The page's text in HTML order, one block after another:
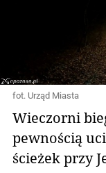
fot. Urząd Miasta
Wieczorni
pewnością
ścieżek przy